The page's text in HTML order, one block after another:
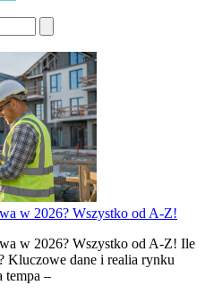
w 2026? Wszystko od A-Z!
w 2026? Wszystko od A-Z! Ile
Kluczowe dane i realia rynku
tempa –